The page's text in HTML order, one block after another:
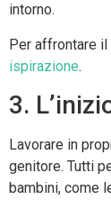
intorno.
Per affrontare il
ispirazione.
3.
Lavorare in
genitore. Tutti
bambini, come